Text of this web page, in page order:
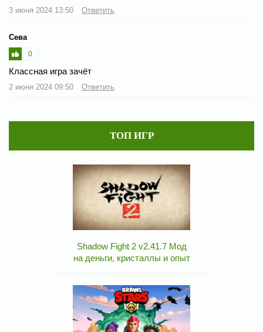
3 июня 2024 13:50 Ответить
Сева
0
Классная игра зачёт
2 июня 2024 09:50 Ответить
ТОП ИГР
Shadow Fight 2 v2.41.7 Мод
на деньги, кристаллы и опыт